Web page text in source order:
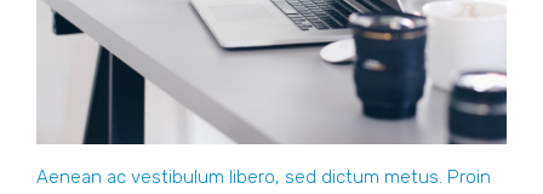
Aenean ac vestibulum libero, sed dictum metus. Proin